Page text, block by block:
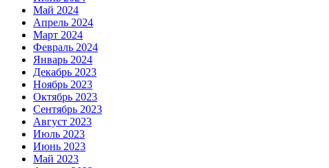
Май 2024
Апрель 2024
Март 2024
Февраль 2024
Январь 2024
Декабрь 2023
Ноябрь 2023
Октябрь 2023
Сентябрь 2023
Август 2023
Июль 2023
Июнь 2023
Май 2023